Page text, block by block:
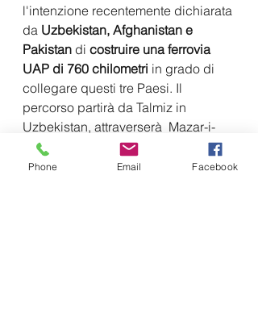
l'intenzione recentemente dichiarata
da Uzbekistan, Afghanistan e
Pakistan di costruire una ferrovia
UAP di 760 chilometri in grado di
collegare questi tre Paesi. Il
percorso partirà da Talmiz in
Uzbekistan, attraverserà  Mazar-i-
Sharif e Logar in Afghanistan e
arriverà al valico di Karachi  nel
Phone Email Facebook